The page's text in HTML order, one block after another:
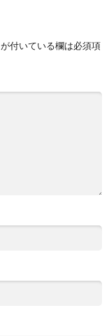
が付いている欄は必須項